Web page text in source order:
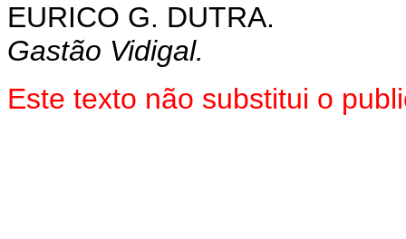
EURICO G. DUTRA.
Gastão Vidigal.
Este texto não substitui o